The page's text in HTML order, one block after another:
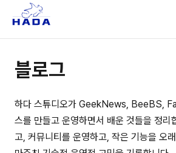
블로그
하다 스튜디오가 GeekNews, BeeBS,
스를 만들고 운영하면서 배운 것들을 정리
고, 커뮤니티를 운영하고, 작은 기능을 오